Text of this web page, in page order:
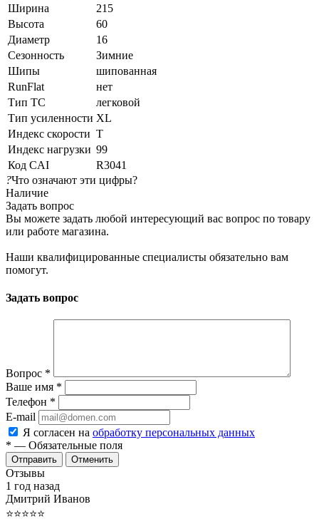
Ширина
215
Высота
60
Диаметр
16
Сезонность
Зимние
Шипы
шипованная
RunFlat
нет
Тип ТС
легковой
Тип усиленности XL
Индекс скорости T
Индекс нагрузки 99
Код CAI
R3041
?Что означают эти цифры?
Наличие
Задать вопрос
Вы можете задать любой интересующий вас вопрос по товару
или работе магазина.
Наши квалифицированные специалисты обязательно вам
помогут.
Задать вопрос
Вопрос *
Ваше имя *
Телефон *
E-mail
Я согласен на обработку персональных данных
* — Обязательные поля
Отменить
Отзывы
1 год назад
Дмитрий Иванов
⭐⭐⭐⭐⭐